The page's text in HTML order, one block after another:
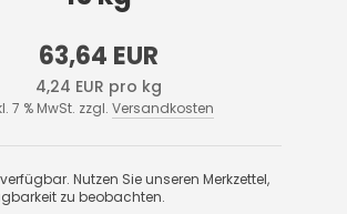
63,64 EUR
4,24 EUR pro kg
7 % MwSt. zzgl. Versandkosten
Nutzen Sie unseren Merkzettel,
zu beobachten.